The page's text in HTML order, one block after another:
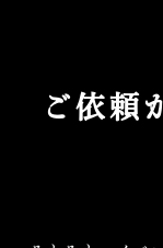
ご依頼